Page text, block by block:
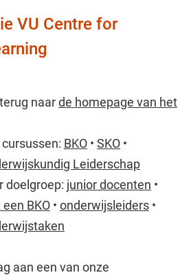
VU Centre for
naarde homepage van het
BKO • SKO •
Leiderschap
doelgroep: junior docenten •
BKO • onderwijsleiders •
aan een van onze